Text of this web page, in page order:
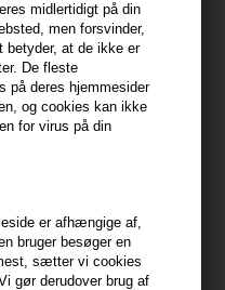
midlertidigt på din
men forsvinder,
betyder, at de ikke er
De fleste
på deres hjemmesider
og cookies kan ikke
for virus på din
er afhængige af,
bruger besøger en
sætter vi cookies
gør derudover brug af
Fabrikant
og styrker skadet, tørt og
blødhed og glans
til COSMOS standarder
citrus samt aloe